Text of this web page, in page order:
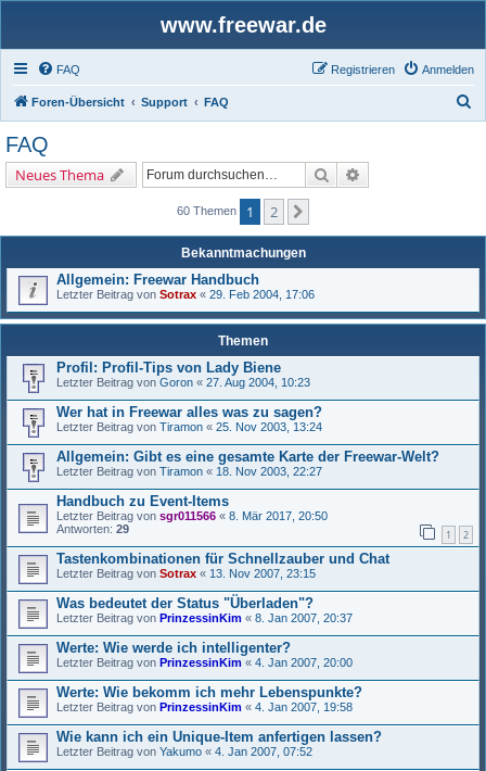
www.freewar.de
FAQ Anmelden
Registrieren
Foren-Übersicht Support FAQ
FAQ
Neues Thema Suche
60 Themen 1 2
Bekanntmachungen
Allgemein: Freewar Handbuch
Letzter Beitrag von Sotrax « 29. Feb 2004, 17:06
Themen
Profil: Profil-Tips von Lady Biene
Letzter Beitrag von Goron « 27. Aug 2004, 10:23
Wer hat in Freewar alles was zu sagen?
Letzter Beitrag von Tiramon « 25. Nov 2003, 13:24
Allgemein: Gibt es eine gesamte Karte der Freewar-Welt?
Letzter Beitrag von Tiramon « 18. Nov 2003, 22:27
Handbuch zu Event-Items
Letzter Beitrag von sgr011566 « 8. Mär 2017, 20:50
Antworten: 29 1 2
Tastenkombinationen für Schnellzauber und Chat
Letzter Beitrag von Sotrax « 13. Nov 2007, 23:15
Was bedeutet der Status "Überladen"?
Letzter Beitrag von PrinzessinKim « 8. Jan 2007, 20:37
Werte: Wie werde ich intelligenter?
Letzter Beitrag von PrinzessinKim « 4. Jan 2007, 20:00
Werte: Wie bekomm ich mehr Lebenspunkte?
Letzter Beitrag von PrinzessinKim « 4. Jan 2007, 19:58
Wie kann ich ein Unique-Item anfertigen lassen?
Letzter Beitrag von Yakumo « 4. Jan 2007, 07:52